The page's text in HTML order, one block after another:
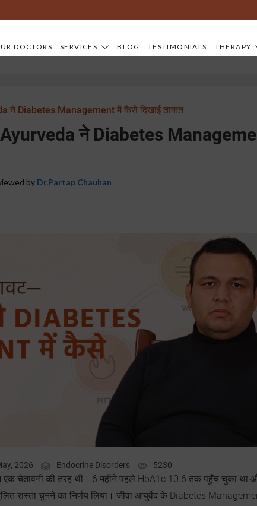
DOCTORS SERVICES BLOG TESTIMONIALS THERAPY
ने Diabetes Management में कैसे दिखाई ताकत
ने Diabetes
by Dr.Partap Chauhan
2026 Endocrine Disorders 5230
एक चेतावनी की तरह थी। 6 महीने पहले HbA1c 10.6 तक पहुँच चुका था
रास्ता चुनने का निर्णय लिया। जीवा आयुर्वेद के Diabetes